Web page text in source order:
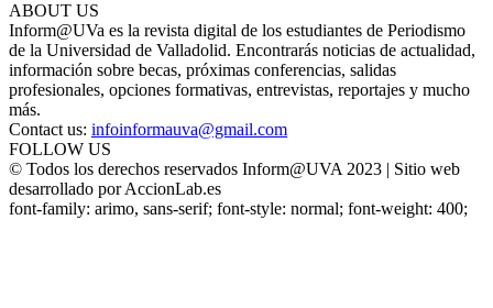
ABOUT US
Inform@UVa es la revista digital de los estudiantes de Periodismo
de la Universidad de Valladolid. Encontrarás noticias de actualidad,
información sobre becas, próximas conferencias, salidas
profesionales, opciones formativas, entrevistas, reportajes y mucho
más.
Contact us: infoinformauva@gmail.com
FOLLOW US
© Todos los derechos reservados Inform@UVA 2023 | Sitio web
desarrollado por AccionLab.es
font-family: arimo, sans-serif; font-style: normal; font-weight: 400;